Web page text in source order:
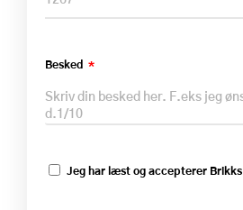
Besked
Jeg har læst og accepterer Brikks